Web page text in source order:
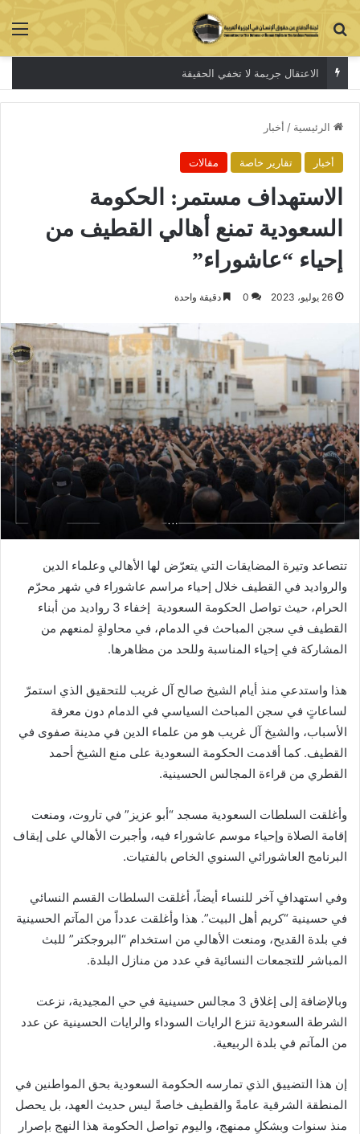
بحث عن
الاعتقال جريمة لا تخفي الحقيقة
الرئيسية / أخبار
أخبار تقارير خاصة مقالات
الاستهداف مستمر: الحكومة
السعودية تمنع أهالي القطيف من
إحياء “عاشوراء”
26 يوليو، 2023 0 دقيقة واحدة
تتصاعد وتيرة المضايقات التي يتعرّض لها الأهالي وعلماء الدين
والرواديد في القطيف خلال إحياء مراسم عاشوراء في شهر محرّم
الحرام، حيث تواصل الحكومة السعودية إخفاء 3 رواديد من أبناء
القطيف في سجن المباحث في الدمام، في محاولةٍ لمنعهم من
المشاركة في إحياء المناسبة وللحد من مظاهرها.
هذا واستدعي منذ أيام الشيخ صالح آل غريب للتحقيق الذي استمرّ
لساعاتٍ في سجن المباحث السياسي في الدمام دون معرفة
الأسباب، والشيخ آل غريب هو من علماء الدين في مدينة صفوى في
القطيف. كما أقدمت الحكومة السعودية على منع الشيخ أحمد
القطري من قراءة المجالس الحسينية.
وأغلقت السلطات السعودية مسجد “أبو عزيز” في تاروت، ومنعت
إقامة الصلاة وإحياء موسم عاشوراء فيه، وأجبرت الأهالي على إيقاف
البرنامج العاشورائي السنوي الخاص بالفتيات.
وفي استهدافٍ آخر للنساء أيضاً، أغلقت السلطات القسم النسائي
في حسينية “كريم أهل البيت”. هذا وأغلقت عدداً من المآتم الحسينية
في بلدة القديح، ومنعت الأهالي من استخدام “البروجكتر” للبث
المباشر للتجمعات النسائية في عدد من منازل البلدة.
وبالإضافة إلى إغلاق 3 مجالس حسينية في حي المجيدية، نزعت
الشرطة السعودية تنزع الرايات السوداء والرايات الحسينية عن عدد
من المآتم في بلدة الربيعية.
إن هذا التضييق الذي تمارسه الحكومة السعودية بحق المواطنين في
المنطقة الشرقية عامةً والقطيف خاصةً ليس حديث العهد، بل يحصل
منذ سنوات وبشكلٍ ممنهج، واليوم تواصل الحكومة هذا النهج بإصرار